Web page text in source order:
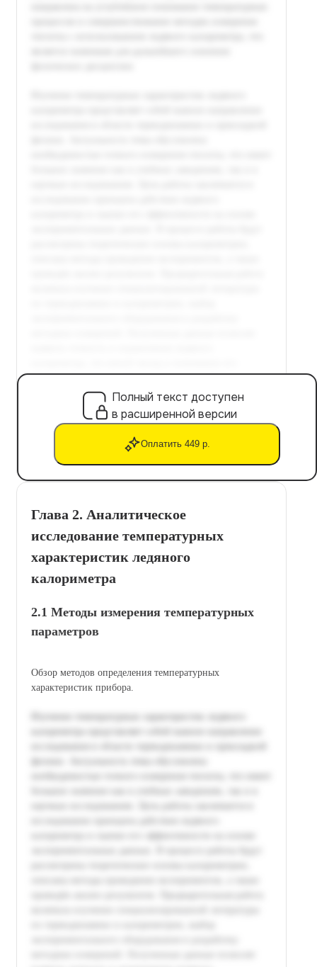
Полный текст доступен
в расширенной версии
Оплатить 449 р.
Глава 2. Аналитическое
исследование температурных
характеристик ледяного
калориметра
2.1 Методы измерения температурных
параметров
Обзор методов определения температурных
характеристик прибора.